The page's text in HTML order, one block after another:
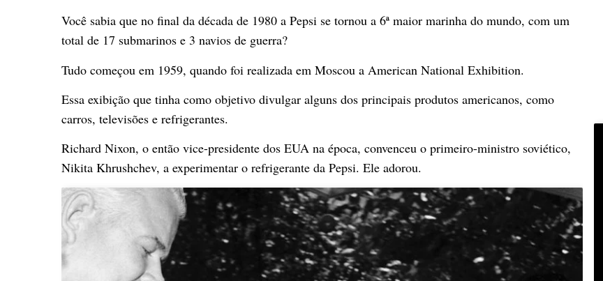
Você sabia que no final da década de 1980 a Pepsi se tornou a 6ª maior marinha do mundo, com um
total de 17 submarinos e 3 navios de guerra?
Tudo começou em 1959, quando foi realizada em Moscou a American National Exhibition.
Essa exibição que tinha como objetivo divulgar alguns dos principais produtos americanos, como
carros, televisões e refrigerantes.
Richard Nixon, o então vice-presidente dos EUA na época, convenceu o primeiro-ministro soviético,
Nikita Khrushchev, a experimentar o refrigerante da Pepsi. Ele adorou.